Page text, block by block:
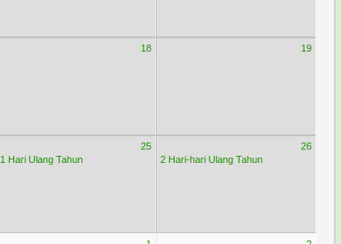
18 19
25
1 Hari Ulang Tahun
26
2 Hari-hari Ulang Tahun